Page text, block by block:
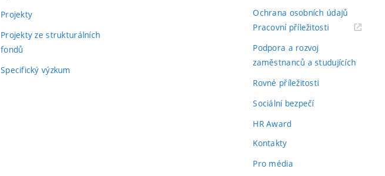
Projekty
Projekty ze strukturálních
fondů
Specifický výzkum
Ochrana osobních údajů
Pracovní příležitosti(externí
Podpora a rozvoj
zaměstnanců a studujících
Rovné příležitosti
Sociální bezpečí
HR Award
Kontakty
Pro média